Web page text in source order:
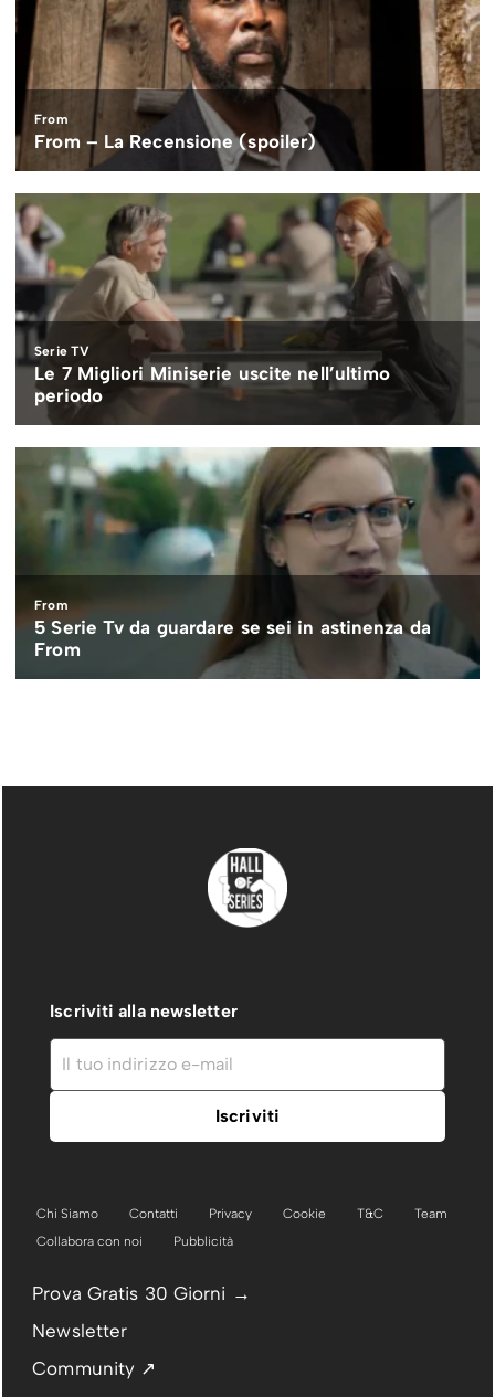
Iscriviti alla newsletter
Chi Siamo Contatti Privacy Cookie T&C
Team
Collabora con noi
Pubblicità
Prova Gratis 30 Giorni →
Newsletter
Community ↗